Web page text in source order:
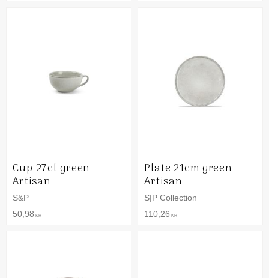
Cup 27cl green
Artisan
S&P
50,98 KR
Plate 21cm green
Artisan
S|P Collection
110,26 KR